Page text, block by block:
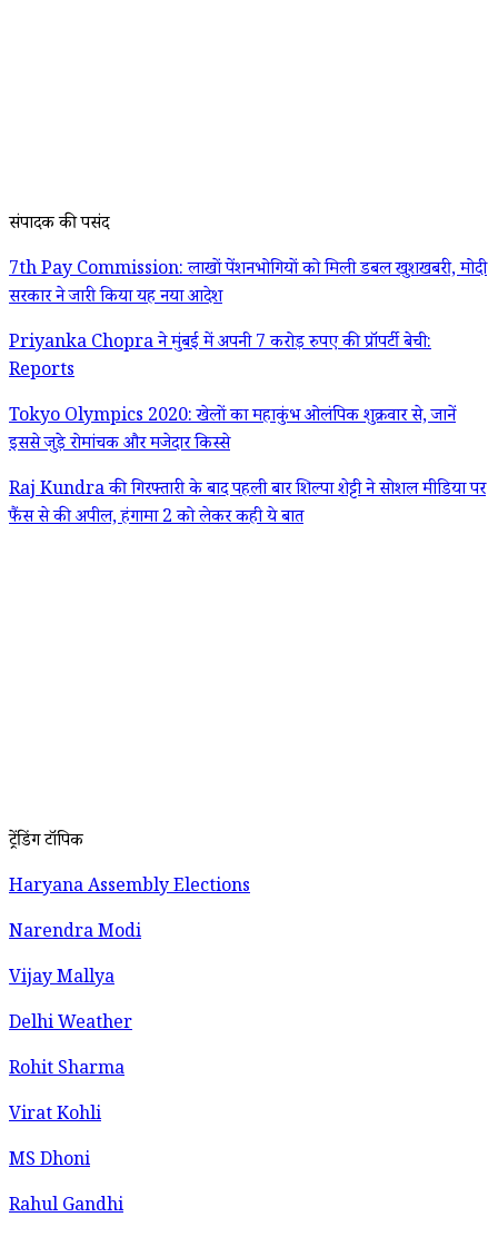
संपादक की पसंद
7th Pay Commission: लाखों पेंशनभोगियों को मिली डबल खुशखबरी, मोदी
सरकार ने जारी किया यह नया आदेश
Priyanka Chopra ने मुंबई में अपनी 7 करोड़ रुपए की प्रॉपर्टी बेची:
Reports
Tokyo Olympics 2020: खेलों का महाकुंभ ओलंपिक शुक्रवार से, जानें
इससे जुड़े रोमांचक और मजेदार किस्से
Raj Kundra की गिरफ्तारी के बाद पहली बार शिल्पा शेट्टी ने सोशल मीडिया पर
फैंस से की अपील, हंगामा 2 को लेकर कही ये बात
ट्रेंडिंग टॉपिक
Haryana Assembly Elections
Narendra Modi
Vijay Mallya
Delhi Weather
Rohit Sharma
Virat Kohli
MS Dhoni
Rahul Gandhi